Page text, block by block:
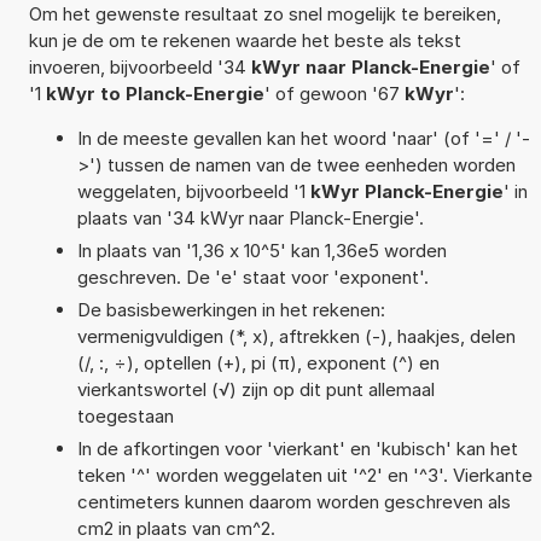
Om het gewenste resultaat zo snel mogelijk te bereiken,
kun je de om te rekenen waarde het beste als tekst
invoeren, bijvoorbeeld '34 kWyr naar Planck-Energie' of
'1 kWyr to Planck-Energie' of gewoon '67 kWyr':
In de meeste gevallen kan het woord 'naar' (of '=' / '-
>') tussen de namen van de twee eenheden worden
weggelaten, bijvoorbeeld '1 kWyr Planck-Energie' in
plaats van '34 kWyr naar Planck-Energie'.
In plaats van '1,36 x 10^5' kan 1,36e5 worden
geschreven. De 'e' staat voor 'exponent'.
De basisbewerkingen in het rekenen:
vermenigvuldigen (*, x), aftrekken (-), haakjes, delen
(/, :, ÷), optellen (+), pi (π), exponent (^) en
vierkantswortel (√) zijn op dit punt allemaal
toegestaan
In de afkortingen voor 'vierkant' en 'kubisch' kan het
teken '^' worden weggelaten uit '^2' en '^3'. Vierkante
centimeters kunnen daarom worden geschreven als
cm2 in plaats van cm^2.